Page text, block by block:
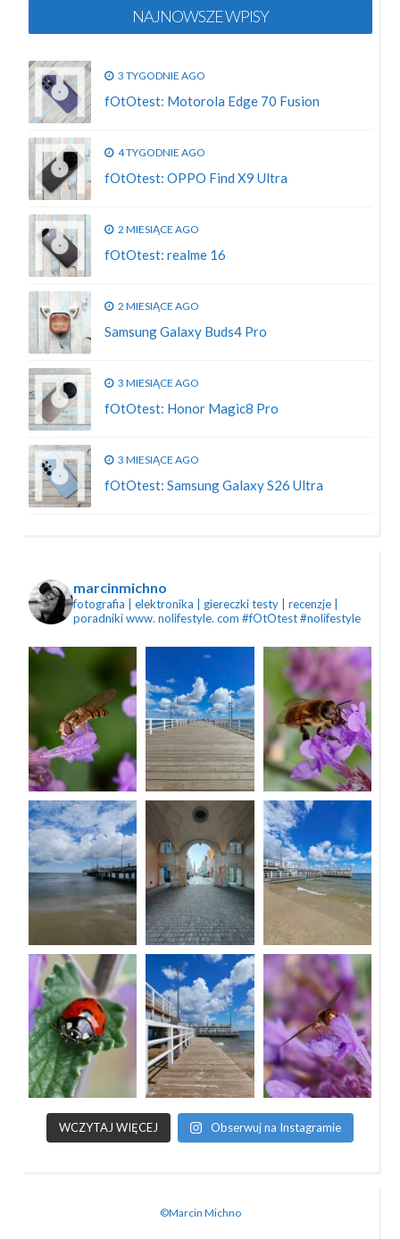
NAJNOWSZE WPISY
3 TYGODNIE AGO
fOtOtest: Motorola Edge 70 Fusion
4 TYGODNIE AGO
fOtOtest: OPPO Find X9 Ultra
2 MIESIĄCE AGO
fOtOtest: realme 16
2 MIESIĄCE AGO
Samsung Galaxy Buds4 Pro
3 MIESIĄCE AGO
fOtOtest: Honor Magic8 Pro
3 MIESIĄCE AGO
fOtOtest: Samsung Galaxy S26 Ultra
marcinmichno
fotografia | elektronika | giereczkitesty | recenzje |
poradnikiwww. nolifestyle. com #fOtOtest #nolifestyle
WCZYTAJ WIĘCEJ Obserwuj na Instagramie
©Marcin Michno